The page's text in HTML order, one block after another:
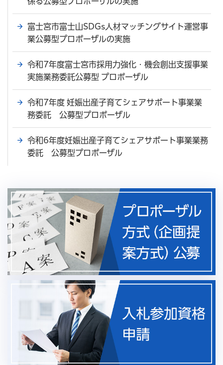
富士宮市富士山SDGs人材マッチングサイト運営事
業公募型プロポーザルの実施
令和7年度富士宮市採用力強化・機会創出支援事業
実施業務委託公募型 プロポーザル
令和7年度 妊娠出産子育てシェアサポート事業業
務委託 公募型プロポーザル
令和6年度妊娠出産子育てシェアサポート事業業務
委託 公募型プロポーザル